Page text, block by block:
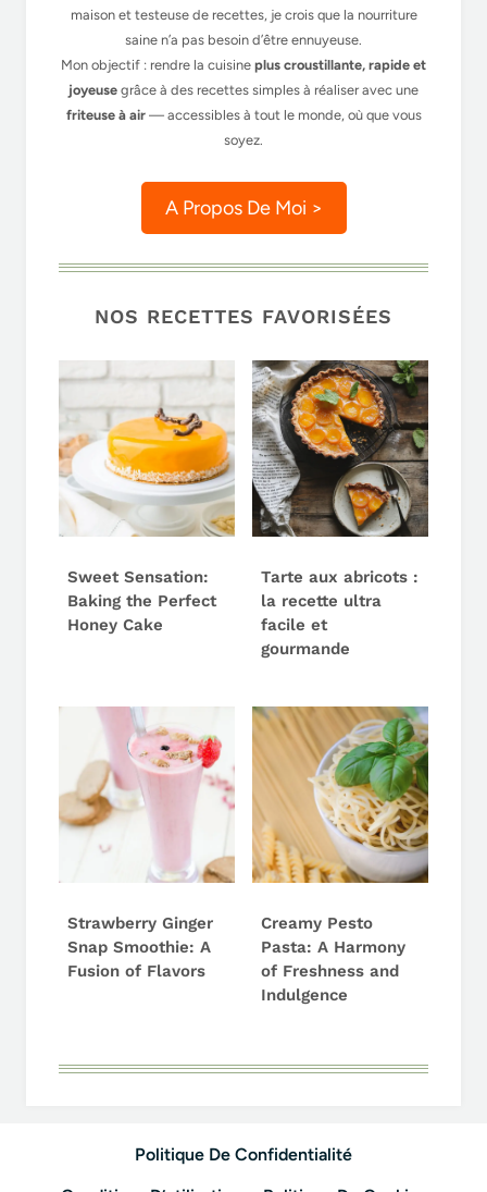
maison et testeuse de recettes, je crois que la nourriture
saine n’a pas besoin d’être ennuyeuse.
Mon objectif : rendre la cuisine plus croustillante, rapide et
joyeuse grâce à des recettes simples à réaliser avec une
friteuse à air— accessibles à tout le monde, où que vous
soyez.
A Propos De Moi >
NOS RECETTES FAVORISÉES
Sweet Sensation:
Baking the Perfect
Honey Cake
Tarte aux abricots :
la recette ultra
facile et
gourmande
Strawberry Ginger
Snap Smoothie: A
Fusion of Flavors
Creamy Pesto
Pasta: A Harmony
of Freshness and
Indulgence
Politique De Confidentialité